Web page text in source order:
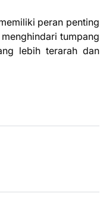
peran penting
tumpang
lebih terarah dan